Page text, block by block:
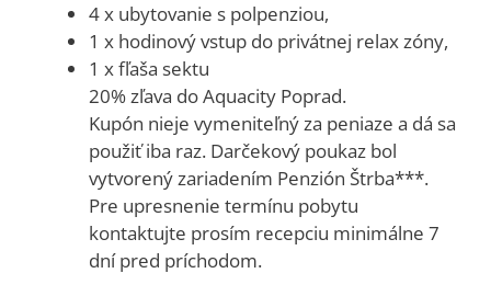
4 x ubytovanie s polpenziou,
1 x hodinový vstup do privátnej relax zóny,
1 x fľaša sektu
20% zľava do Aquacity Poprad.
Kupón nieje vymeniteľný za peniaze a dá sa
použiť iba raz. Darčekový poukaz bol
vytvorený zariadením Penzión Štrba***.
Pre upresnenie termínu pobytu
kontaktujte prosím recepciu minimálne 7
dní pred príchodom.